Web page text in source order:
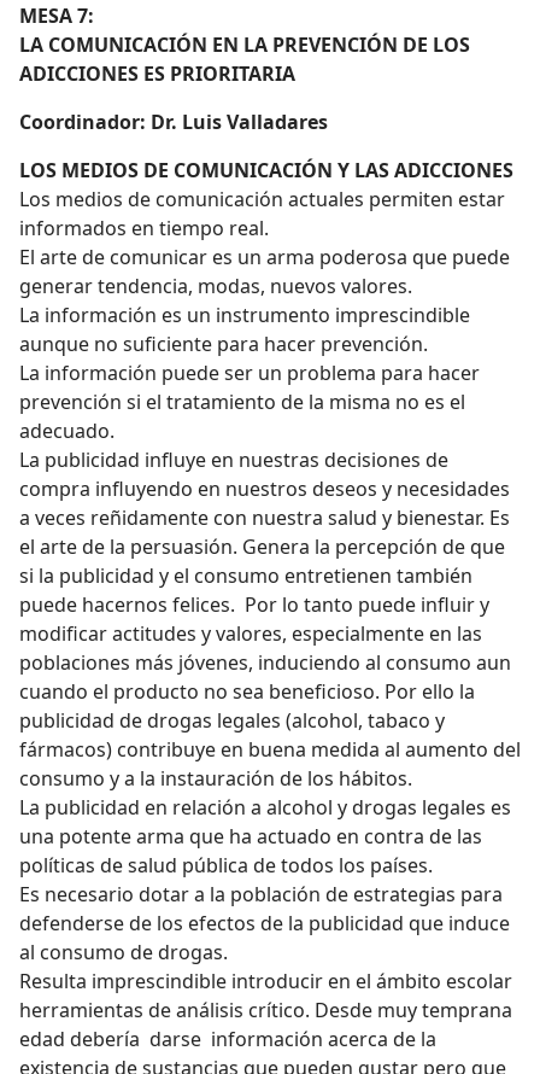
MESA 7:
LA COMUNICACIÓN EN LA PREVENCIÓN DE LOS
ADICCIONES ES PRIORITARIA
Coordinador: Dr. Luis Valladares
LOS MEDIOS DE COMUNICACIÓN Y LAS ADICCIONES
Los medios de comunicación actuales permiten estar
informados en tiempo real.
El arte de comunicar es un arma poderosa que puede
generar tendencia, modas, nuevos valores.
La información es un instrumento imprescindible
aunque no suficiente para hacer prevención.
La información puede ser un problema para hacer
prevención si el tratamiento de la misma no es el
adecuado.
La publicidad influye en nuestras decisiones de
compra influyendo en nuestros deseos y necesidades
a veces reñidamente con nuestra salud y bienestar. Es
el arte de la persuasión. Genera la percepción de que
si la publicidad y el consumo entretienen también
puede hacernos felices. Por lo tanto puede influir y
modificar actitudes y valores, especialmente en las
poblaciones más jóvenes, induciendo al consumo aun
cuando el producto no sea beneficioso. Por ello la
publicidad de drogas legales (alcohol, tabaco y
fármacos) contribuye en buena medida al aumento del
consumo y a la instauración de los hábitos.
La publicidad en relación a alcohol y drogas legales es
una potente arma que ha actuado en contra de las
políticas de salud pública de todos los países.
Es necesario dotar a la población de estrategias para
defenderse de los efectos de la publicidad que induce
al consumo de drogas.
Resulta imprescindible introducir en el ámbito escolar
herramientas de análisis crítico. Desde muy temprana
edad debería darse información acerca de la
existencia de sustancias que pueden gustar pero que